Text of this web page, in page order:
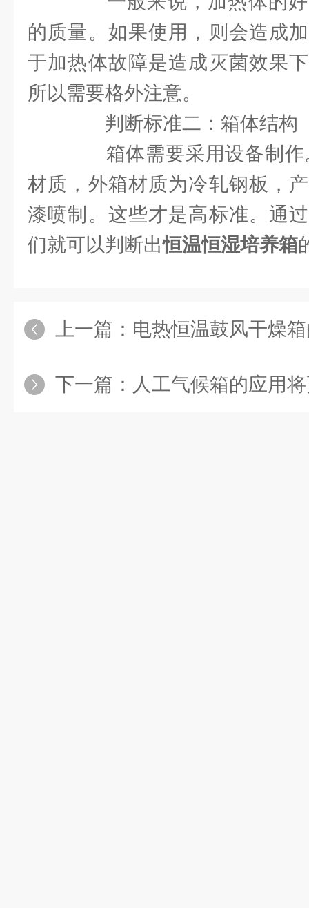
的质量。如果使用，则会造成
于加热体故障是造成灭菌效果
所以需要格外注意。
判断标准二：箱体结构
箱体需要采用设备制作
材质，外箱材质为冷轧钢板，
漆喷制。这些才是高标准。通
们就可以判断出恒温恒湿培养箱
上一篇： 电热恒温鼓风干燥箱的
下一篇： 人工气候箱的应用